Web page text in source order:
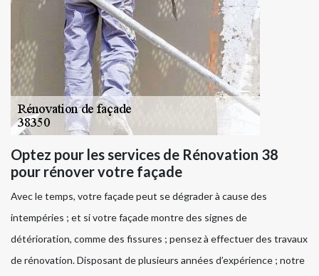
Optez pour les services de Rénovation 38
pour rénover votre façade
Avec le temps, votre façade peut se dégrader à cause des
intempéries ; et si votre façade montre des signes de
détérioration, comme des fissures ; pensez à effectuer des travaux
de rénovation. Disposant de plusieurs années d’expérience ; notre